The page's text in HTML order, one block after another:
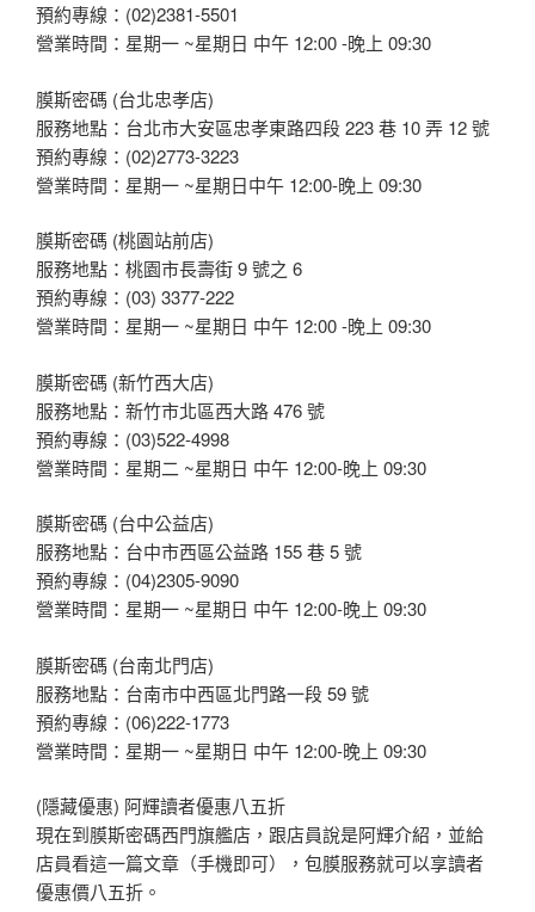
預約專線：(02)2381-5501
營業時間：星期一 ~星期日 中午 12:00 -晚上 09:30
膜斯密碼 (台北忠孝店)
服務地點：台北市大安區忠孝東路四段 223 巷 10 弄 12 號
預約專線：(02)2773-3223
營業時間：星期一 ~星期日中午 12:00-晚上 09:30
膜斯密碼 (桃園站前店)
服務地點：桃園市長壽街 9 號之 6
預約專線：(03) 3377-222
營業時間：星期一 ~星期日 中午 12:00 -晚上 09:30
膜斯密碼 (新竹西大店)
服務地點：新竹市北區西大路 476 號
預約專線：(03)522-4998
營業時間：星期二 ~星期日 中午 12:00-晚上 09:30
膜斯密碼 (台中公益店)
服務地點：台中市西區公益路 155 巷 5 號
預約專線：(04)2305-9090
營業時間：星期一 ~星期日 中午 12:00-晚上 09:30
膜斯密碼 (台南北門店)
服務地點：台南市中西區北門路一段 59 號
預約專線：(06)222-1773
營業時間：星期一 ~星期日 中午 12:00-晚上 09:30
(隱藏優惠) 阿輝讀者優惠八五折
現在到膜斯密碼西門旗艦店，跟店員說是阿輝介紹，並給
店員看這一篇文章（手機即可），包膜服務就可以享讀者
優惠價八五折。